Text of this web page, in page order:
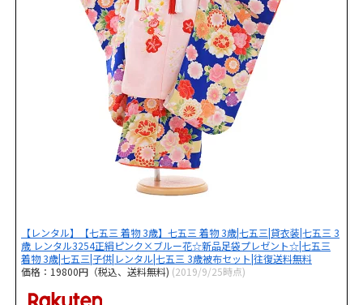
【レンタル】【七五三 着物 3歳】七五三 着物 3歳|七五三|貸衣装|七五三 3
歳 レンタル3254正絹ピンク×ブルー花☆新品足袋プレゼント☆|七五三
着物 3歳|七五三|子供|レンタル|七五三 3歳被布セット|往復送料無料
価格：19800円（税込、送料無料) (2019/9/25時点)